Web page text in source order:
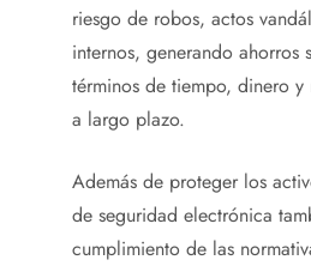
riesgo de robos, actos
internos, generando ahorros
términos de tiempo, dinero y
a largo plazo.
Además de proteger los
de seguridad electrónica
cumplimiento de las